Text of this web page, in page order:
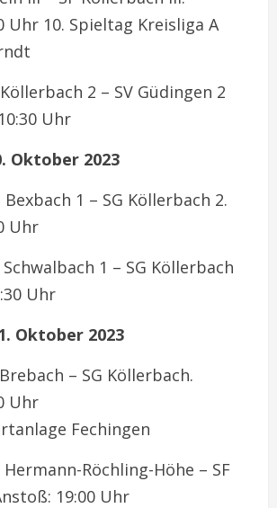
Uhr 10. Spieltag Kreisliga A
2 – SV Güdingen 2
Uhr
Oktober 2023
Bexbach 1 – SG Köllerbach 2.
Uhr
Schwalbach 1 – SG Köllerbach
Uhr
Oktober 2023
– SG Köllerbach.
Uhr
Fechingen
Hermann-Röchling-Höhe – SF
19:00 Uhr